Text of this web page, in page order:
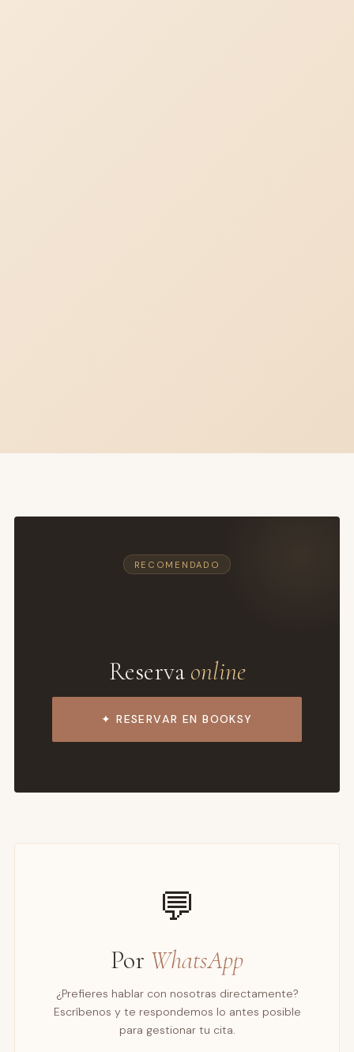
RECOMENDADO
Reserva online
✦ RESERVAR EN BOOKSY
💬
Por WhatsApp
¿Prefieres hablar con nosotras directamente?
Escríbenos y te respondemos lo antes posible
para gestionar tu cita.